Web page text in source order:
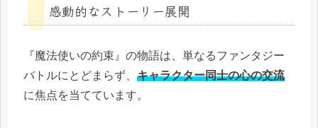
感動的なストーリー展開
『魔法使いの約束』の物語は、単なるファンタジー
バトルにとどまらず、 キャラクター同士の心の交流
に焦点を当てています。